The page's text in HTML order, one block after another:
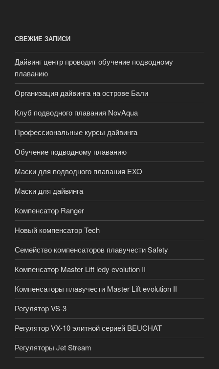
СВЕЖИЕ ЗАПИСИ
Дайвинг центр проводит обучение подводному
плаванию
Организация дайвинга на острове Бали
Клуб подводного плавания NovAqua
Профессиональные курсы дайвинга
Обучение подводному плаванию
Маски для подводного плавания EXO
Маски для дайвинга
Компенсатор Ranger
Новый компенсатор Tech
Семейство компенсаторов плавучести Safety
Компенсатор Master Lift ledy evolution II
Компенсаторы плавучести Master Lift evolution II
Регулятор VS-3
Регулятор VX-10 элитной серией BEUCHAT
Регуляторы Jet Stream